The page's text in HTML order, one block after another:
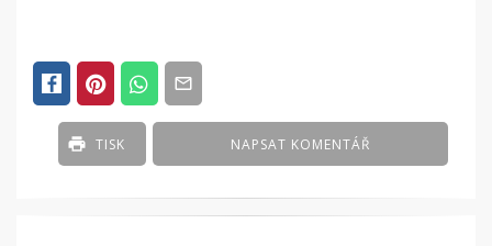
NAPSAT KOMENTÁŘ
TISK